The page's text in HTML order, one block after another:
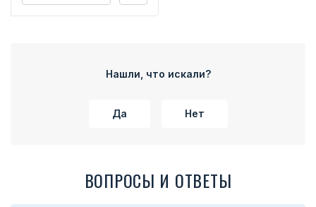
Нашли, что искали?
Да Нет
ВОПРОСЫ И ОТВЕТЫ